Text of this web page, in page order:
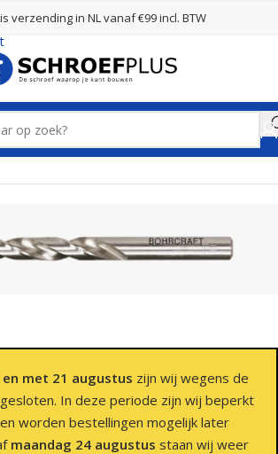
verzending in NL vanaf €99 incl. BTW
met 21 augustus zijn wij wegens de
In deze periode zijn wij beperkt
worden bestellingen mogelijk later
maandag 24 augustus staan wij weer